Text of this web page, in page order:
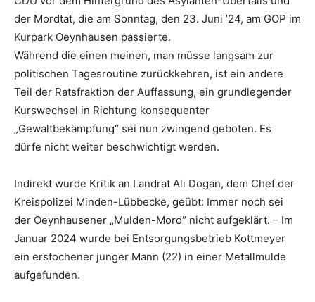
der Mordtat, die am Sonntag, den 23. Juni ’24, am GOP im
Kurpark Oeynhausen passierte.
Während die einen meinen, man müsse langsam zur
politischen Tagesroutine zurückkehren, ist ein andere
Teil der Ratsfraktion der Auffassung, ein grundlegender
Kurswechsel in Richtung konsequenter
„Gewaltbekämpfung“ sei nun zwingend geboten. Es
dürfe nicht weiter beschwichtigt werden.
Indirekt wurde Kritik an Landrat Ali Dogan, dem Chef der
Kreispolizei Minden-Lübbecke, geübt: Immer noch sei
der Oeynhausener „Mulden-Mord“ nicht aufgeklärt. – Im
Januar 2024 wurde bei Entsorgungsbetrieb Kottmeyer
ein erstochener junger Mann (22) in einer Metallmulde
aufgefunden.